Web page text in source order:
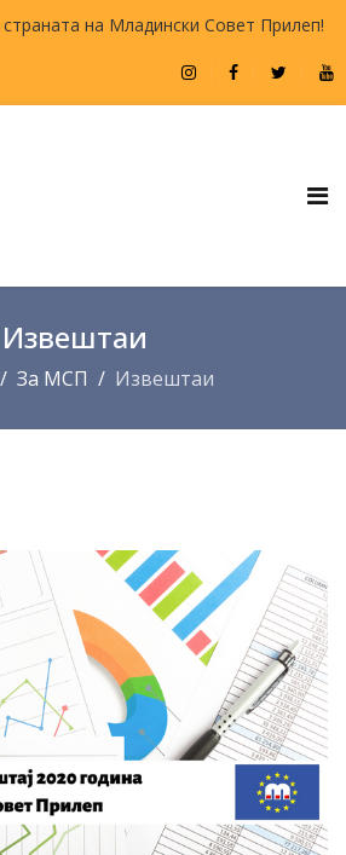
на Младински Совет Прилеп!
Извештаи
За МСП Извештаи